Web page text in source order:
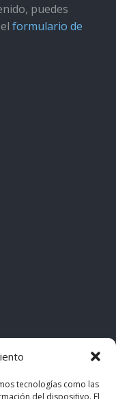
tecnologías como las
del dispositivo. El
puedes
formulario de